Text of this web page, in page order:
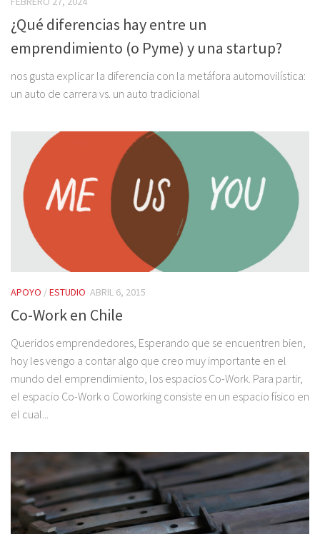
¿Qué diferencias hay entre un
emprendimiento (o Pyme) y una startup?
nos gusta explicar la diferencia con la metáfora automovilística:
un auto de carrera vs. un auto tradicional
APOYO /ESTUDIO ABRIL 6, 2015
Co-Work en Chile
Queridos emprendedores, Esperando que se encuentren bien,
hoy les vengo a contar algo que creo muy importante en el
mundo del emprendimiento, los espacios Co-Work. Para partir,
el espacio Co-Work o Coworking consiste en un espacio físico en
el cual...